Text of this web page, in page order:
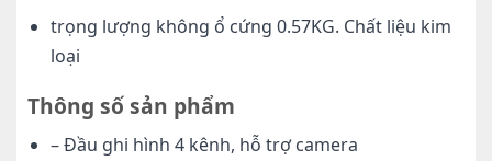
trọng lượng không ổ cứng 0.57KG. Chất liệu kim
loại
Thông số sản phẩm
– Đầu ghi hình 4 kênh, hỗ trợ camera